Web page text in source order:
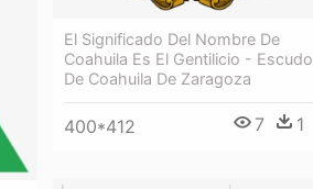
El Significado Del Nombre De
Coahuila Es El Gentilicio - Escudo
De Coahuila De Zaragoza
400*412 7 1